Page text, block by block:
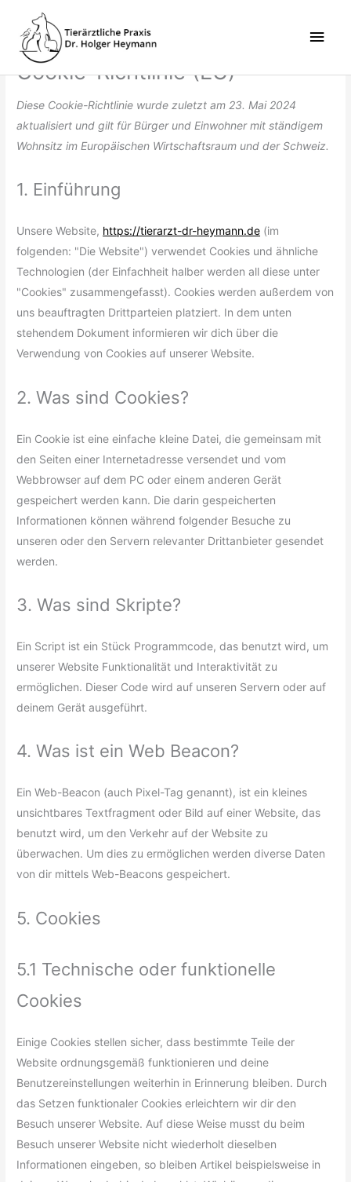
Inhalt
springen
Cookie-Richtlinie (EU)
Diese Cookie-Richtlinie wurde zuletzt am 23. Mai 2024
aktualisiert und gilt für Bürger und Einwohner mit ständigem
Wohnsitz im Europäischen Wirtschaftsraum und der Schweiz.
1. Einführung
Unsere Website, https://tierarzt-dr-heymann.de (im
folgenden: "Die Website") verwendet Cookies und ähnliche
Technologien (der Einfachheit halber werden all diese unter
"Cookies" zusammengefasst). Cookies werden außerdem von
uns beauftragten Drittparteien platziert. In dem unten
stehendem Dokument informieren wir dich über die
Verwendung von Cookies auf unserer Website.
2. Was sind Cookies?
Ein Cookie ist eine einfache kleine Datei, die gemeinsam mit
den Seiten einer Internetadresse versendet und vom
Webbrowser auf dem PC oder einem anderen Gerät
gespeichert werden kann. Die darin gespeicherten
Informationen können während folgender Besuche zu
unseren oder den Servern relevanter Drittanbieter gesendet
werden.
3. Was sind Skripte?
Ein Script ist ein Stück Programmcode, das benutzt wird, um
unserer Website Funktionalität und Interaktivität zu
ermöglichen. Dieser Code wird auf unseren Servern oder auf
deinem Gerät ausgeführt.
4. Was ist ein Web Beacon?
Ein Web-Beacon (auch Pixel-Tag genannt), ist ein kleines
unsichtbares Textfragment oder Bild auf einer Website, das
benutzt wird, um den Verkehr auf der Website zu
überwachen. Um dies zu ermöglichen werden diverse Daten
von dir mittels Web-Beacons gespeichert.
5. Cookies
5.1 Technische oder funktionelle
Cookies
Einige Cookies stellen sicher, dass bestimmte Teile der
Website ordnungsgemäß funktionieren und deine
Benutzereinstellungen weiterhin in Erinnerung bleiben. Durch
das Setzen funktionaler Cookies erleichtern wir dir den
Besuch unserer Website. Auf diese Weise musst du beim
Besuch unserer Website nicht wiederholt dieselben
Informationen eingeben, so bleiben Artikel beispielsweise in